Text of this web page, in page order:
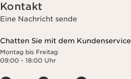
Kontakt
Eine Nachricht sende
Chatten Sie mit dem Kundenservice
Montag bis Freitag
09:00 - 18:00 Uhr